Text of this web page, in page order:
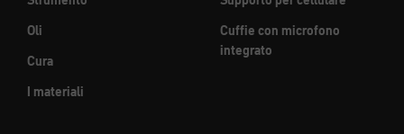
Oli
Cura
I materiali
Cuffie con microfono
integrato